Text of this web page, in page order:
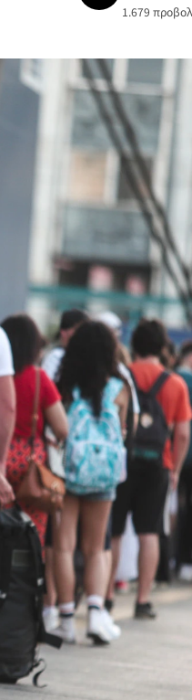
1.679